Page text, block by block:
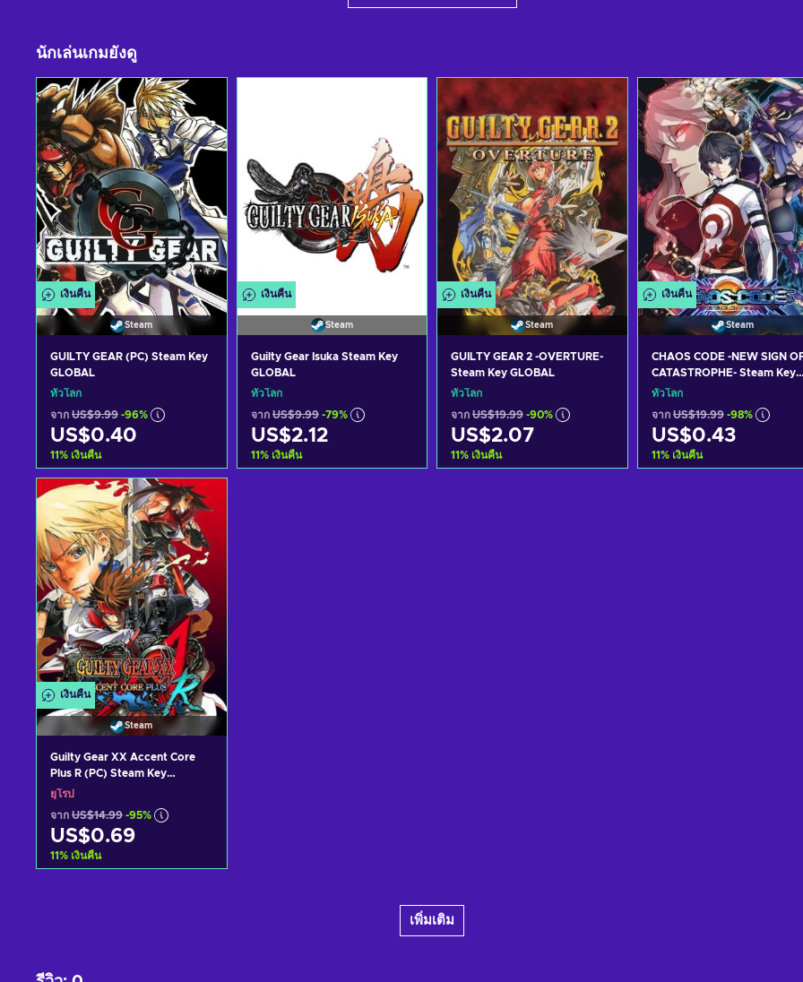
นักเล่นเกมยังดู
เงินคืน
Steam
GUILTY GEAR (PC) Steam Key
GLOBAL
ทั่วโลก
จาก US$9.99 -96%
US$0.40
11% เงินคืน
หยิบใส่ตะกร้า
ดูข้อเสนอ
เงินคืน
Steam
Guilty Gear Isuka Steam Key
GLOBAL
ทั่วโลก
จาก US$9.99 -79%
US$2.12
11% เงินคืน
เงินคืน
Steam
GUILTY GEAR 2 -OVERTURE-
Steam Key GLOBAL
ทั่วโลก
จาก US$19.99 -90%
US$2.07
11% เงินคืน
เงินคืน
Steam
CHAOS CODE -NEW SIGN
CATASTROPHE- Steam Key
GLOBAL
ทั่วโลก
จาก US$19.99 -98%
US$0.43
11% เงินคืน
เงินคืน
Steam
Guilty Gear XX Accent Core
Plus R (PC) Steam Key
EUROPE
ยุโรป
จาก US$14.99 -95%
US$0.69
11% เงินคืน
เพิ่มเติม